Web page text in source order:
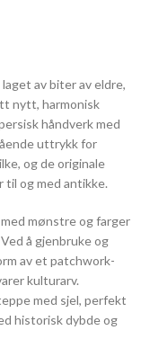
av biter av eldre,
nytt, harmonisk
håndverk med
uttrykk for
og de originale
til og med antikke.
mønstre og farger
å gjenbruke og
av et patchwork-
kulturarv.
med sjel, perfekt
historisk dybde og